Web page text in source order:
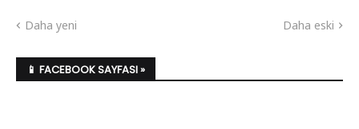
Daha yeni Daha eski
📱 FACEBOOK SAYFASI »